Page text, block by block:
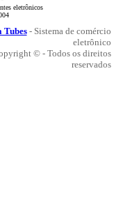
eletrônicos
Tubes- Sistema de comércio
eletrônico
© - Todos os direitos
reservados